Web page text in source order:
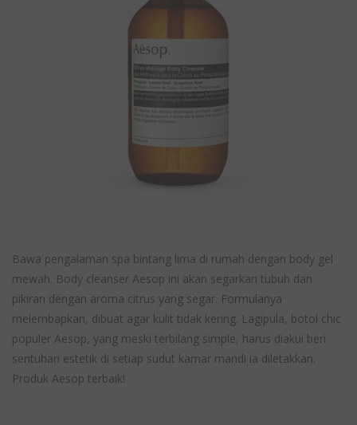
Bawa pengalaman spa bintang lima di rumah dengan body gel
mewah. Body cleanser Aesop ini akan segarkan tubuh dan
pikiran dengan aroma citrus yang segar. Formulanya
melembapkan, dibuat agar kulit tidak kering. Lagipula, botol chic
populer Aesop, yang meski terbilang simple, harus diakui beri
sentuhan estetik di setiap sudut kamar mandi ia diletakkan.
Produk Aesop terbaik!